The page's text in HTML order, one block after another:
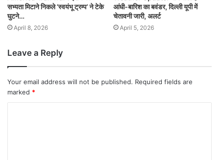
सभ्यता मिटाने निकले ‘स्वयंभू ट्रम्प’ ने टेके
घुटने…
April 8, 2026
आंधी-बारिश का बवंडर, दिल्ली यूपी में
चेतावनी जारी, अलर्ट
April 5, 2026
Leave a Reply
Your email address will not be published. Required fields are
marked *